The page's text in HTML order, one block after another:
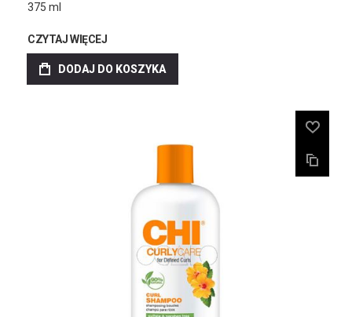
375 ml
CZYTAJ WIĘCEJ
DODAJ DO KOSZYKA